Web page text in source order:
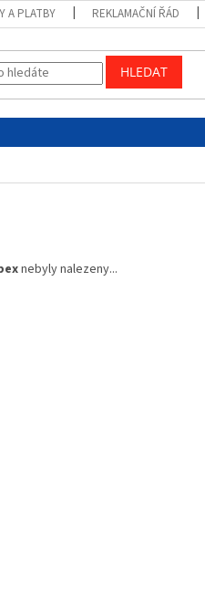
A PLATBY REKLAMAČNÍ ŘÁD
HLEDAT
nebyly nalezeny...